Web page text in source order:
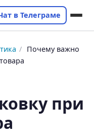
в Телеграме
/ Почему важно
при